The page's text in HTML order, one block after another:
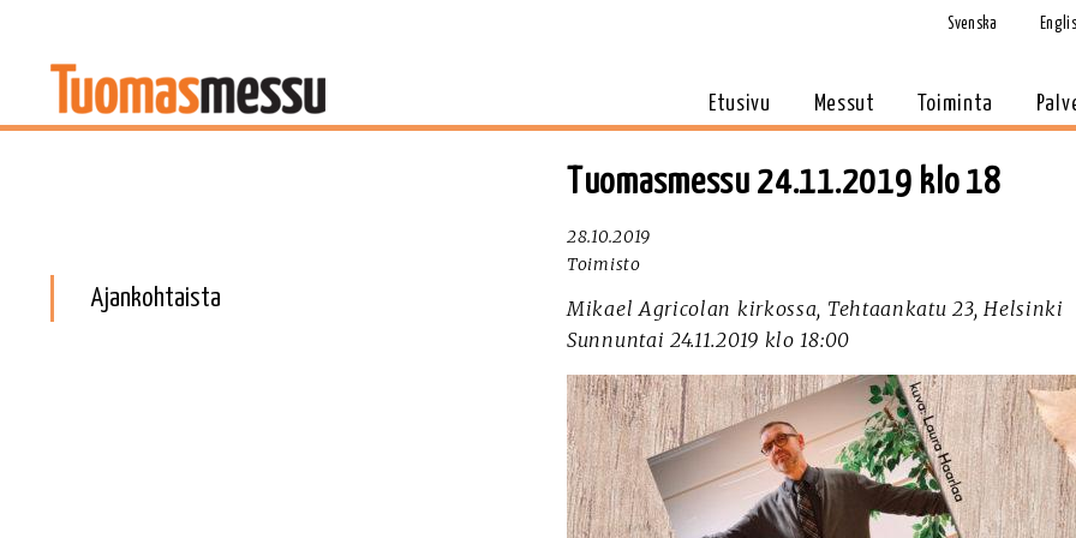
Svenska
Etusivu Messut Toiminta
Ajankohtaista
Tuomasmessu 24.11.2019 klo 18
28.10.2019
Toimisto
Mikael Agricolan kirkossa, Tehtaankatu 23, Helsinki
Sunnuntai 24.11.2019 klo 18:00